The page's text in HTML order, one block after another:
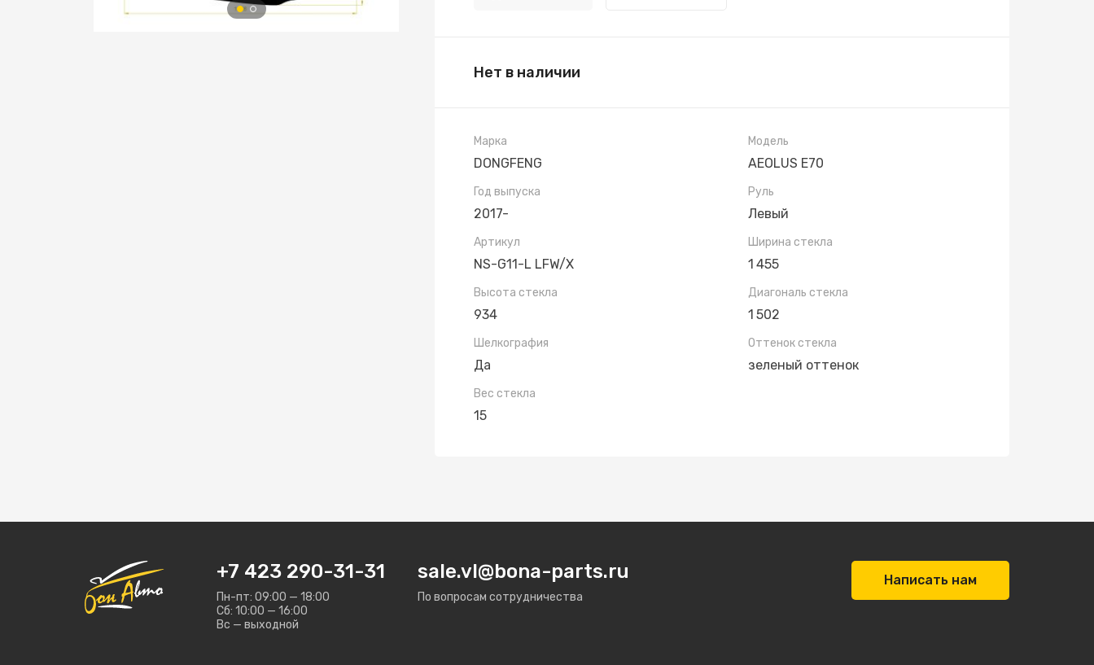
Нет в наличии
Марка
DONGFENG
Модель
AEOLUS E70
Год выпуска
2017-
Руль
Левый
Артикул
NS-G11-L LFW/X
Ширина стекла
1 455
Высота стекла
934
Диагональ стекла
1 502
Шелкография
Да
Оттенок стекла
зеленый оттенок
Вес стекла
15
+7 423 290-31-31
Пн-пт: 09:00 — 18:00
Сб: 10:00 — 16:00
Вс — выходной
sale.vl@bona-parts.ru
По вопросам сотрудничества
Написать нам